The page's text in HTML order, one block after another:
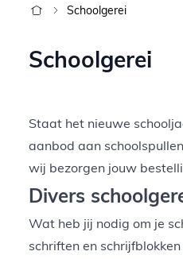
Schoolgerei
Schoolgerei
Staat het nieuwe
aanbod aan
wij bezorgen jouw
Divers
Wat heb jij nodig om je
schriften en